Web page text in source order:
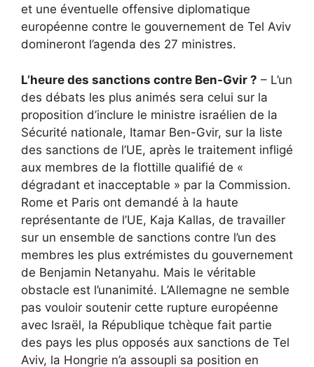
et une éventuelle offensive diplomatique
européenne contre le gouvernement de Tel Aviv
domineront l’agenda des 27 ministres.
L’heure des sanctions contre Ben-Gvir ? – L’un
des débats les plus animés sera celui sur la
proposition d’inclure le ministre israélien de la
Sécurité nationale, Itamar Ben-Gvir, sur la liste
des sanctions de l’UE, après le traitement infligé
aux membres de la flottille qualifié de «
dégradant et inacceptable » par la Commission.
Rome et Paris ont demandé à la haute
représentante de l’UE, Kaja Kallas, de travailler
sur un ensemble de sanctions contre l’un des
membres les plus extrémistes du gouvernement
de Benjamin Netanyahu. Mais le véritable
obstacle est l’unanimité. L’Allemagne ne semble
pas vouloir soutenir cette rupture européenne
avec Israël, la République tchèque fait partie
des pays les plus opposés aux sanctions de Tel
Aviv, la Hongrie n’a assoupli sa position en